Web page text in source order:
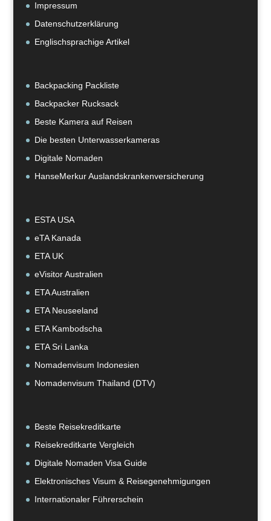
Impressum
Datenschutzerklärung
Englischsprachige Artikel
Backpacking Packliste
Backpacker Rucksack
Beste Kamera auf Reisen
Die besten Unterwasserkameras
Digitale Nomaden
HanseMerkur Auslandskrankenversicherung
ESTA USA
eTA Kanada
ETA UK
eVisitor Australien
ETA Australien
ETA Neuseeland
ETA Kambodscha
ETA Sri Lanka
Nomadenvisum Indonesien
Nomadenvisum Thailand (DTV)
Beste Reisekreditkarte
Reisekreditkarte Vergleich
Digitale Nomaden Visa Guide
Elektronisches Visum & Reisegenehmigungen
Internationaler Führerschein